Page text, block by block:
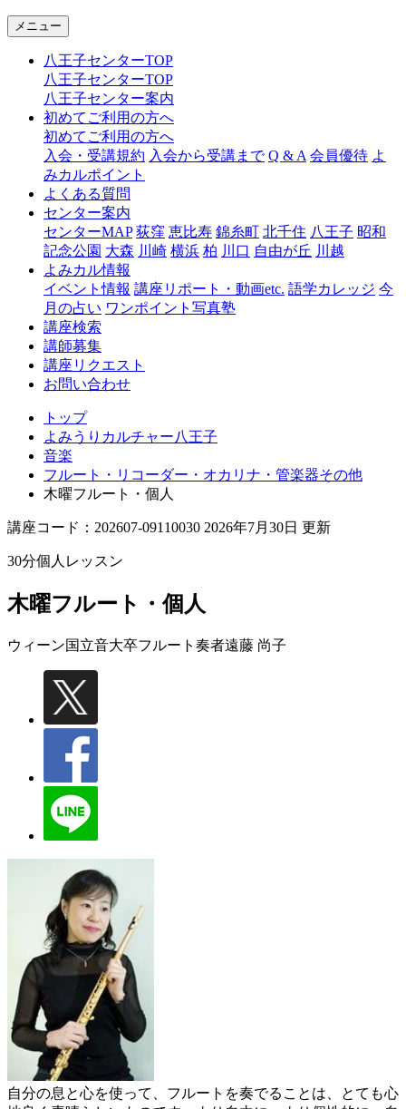
ャ
王
メニュー
八王子センターTOP
八王子センターTOP
八王子センター案内
初めてご利用の方へ
初めてご利用の方へ
入会・受講規約 入会から受講まで Q & A 会員優待 よ
みカルポイント
よくある質問
センター案内
センターMAP 荻窪 恵比寿 錦糸町 北千住 八王子 昭和
記念公園 大森 川崎 横浜 柏 川口 自由が丘 川越
よみカル情報
イベント情報 講座リポート・動画etc. 語学カレッジ 今
月の占い ワンポイント写真塾
講座検索
講師募集
講座リクエスト
お問い合わせ
トップ
よみうりカルチャー八王子
音楽
フルート・リコーダー・オカリナ・管楽器その他
木曜フルート・個人
講座コード：202607-09110030 2026年7月30日 更新
30分個人レッスン
木曜フルート・個人
ウィーン国立音大卒フルート奏者遠藤 尚子
自分の息と心を使って、フルートを奏でることは、とても心